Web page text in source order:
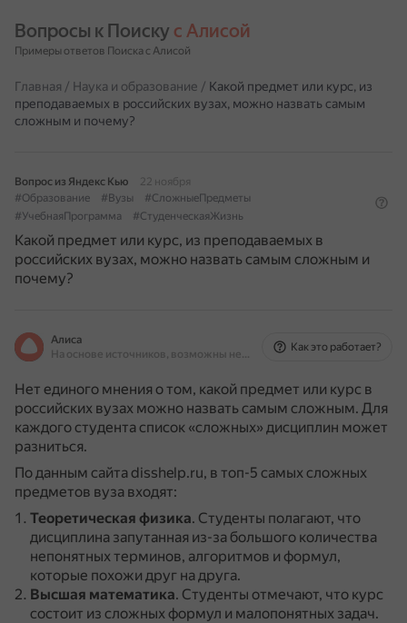
Вопросы к Поиску с Алисой
Примеры ответов Поиска с Алисой
Главная / Наука и образование / Какой предмет или курс, из
преподаваемых в российских вузах, можно назвать самым
сложным и почему?
Вопрос из Яндекс Кью
22 ноября
#Образование
#Вузы
#СложныеПредметы
#УчебнаяПрограмма
#СтуденческаяЖизнь
Какой предмет или курс, из преподаваемых в
российских вузах, можно назвать самым сложным и
почему?
Алиса
На основе источников, возможны неточности
Как это работает?
Нет единого мнения о том, какой предмет или курс в
российских вузах можно назвать самым сложным. Для
каждого студента список «сложных» дисциплин может
разниться.
По данным сайта disshelp.ru, в топ-5 самых сложных
предметов вуза входят:
Теоретическая физика. Студенты полагают, что
дисциплина запутанная из-за большого количества
непонятных терминов, алгоритмов и формул,
которые похожи друг на друга.
Высшая математика. Студенты отмечают, что курс
состоит из сложных формул и малопонятных задач.